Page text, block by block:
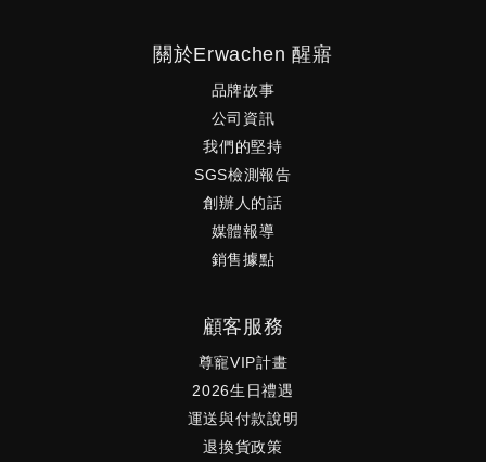
關於Erwachen 醒寤
品牌故事
公司資訊
我們的堅持
SGS檢測報告
創辦人的話
媒體報導
銷售據點
顧客服務
尊寵VIP計畫
2026生日禮遇
運送與付款說明
退換貨政策